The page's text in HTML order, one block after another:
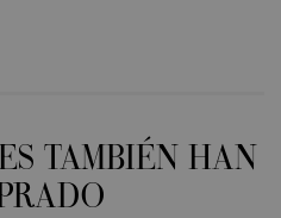
TAMBIÉN HAN